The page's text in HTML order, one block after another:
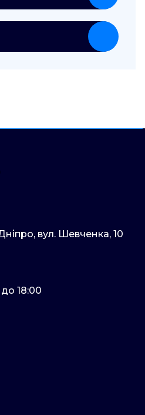
вул. Шевченка, 10
18:00